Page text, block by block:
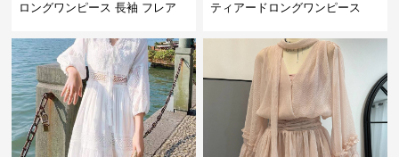
ロングワンピース 長袖 フレア
ティアードロングワンピース